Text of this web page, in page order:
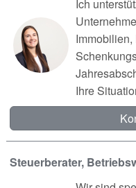
Ich
Ihre
Steuerberater,